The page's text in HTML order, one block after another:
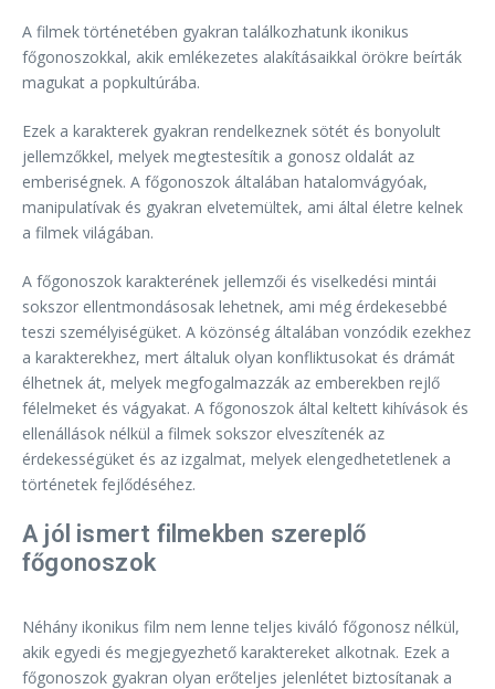
A filmek történetében gyakran találkozhatunk ikonikus
főgonoszokkal, akik emlékezetes alakításaikkal örökre beírták
magukat a popkultúrába.
Ezek a karakterek gyakran rendelkeznek sötét és bonyolult
jellemzőkkel, melyek megtestesítik a gonosz oldalát az
emberiségnek. A főgonoszok általában hatalomvágyóak,
manipulatívak és gyakran elvetemültek, ami által életre kelnek
a filmek világában.
A főgonoszok karakterének jellemzői és viselkedési mintái
sokszor ellentmondásosak lehetnek, ami még érdekesebbé
teszi személyiségüket. A közönség általában vonzódik ezekhez
a karakterekhez, mert általuk olyan konfliktusokat és drámát
élhetnek át, melyek megfogalmazzák az emberekben rejlő
félelmeket és vágyakat. A főgonoszok által keltett kihívások és
ellenállások nélkül a filmek sokszor elveszítenék az
érdekességüket és az izgalmat, melyek elengedhetetlenek a
történetek fejlődéséhez.
A jól ismert filmekben szereplő
főgonoszok
Néhány ikonikus film nem lenne teljes kiváló főgonosz nélkül,
akik egyedi és megjegyezhető karaktereket alkotnak. Ezek a
főgonoszok gyakran olyan erőteljes jelenlétet biztosítanak a